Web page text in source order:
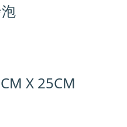
X 25CM